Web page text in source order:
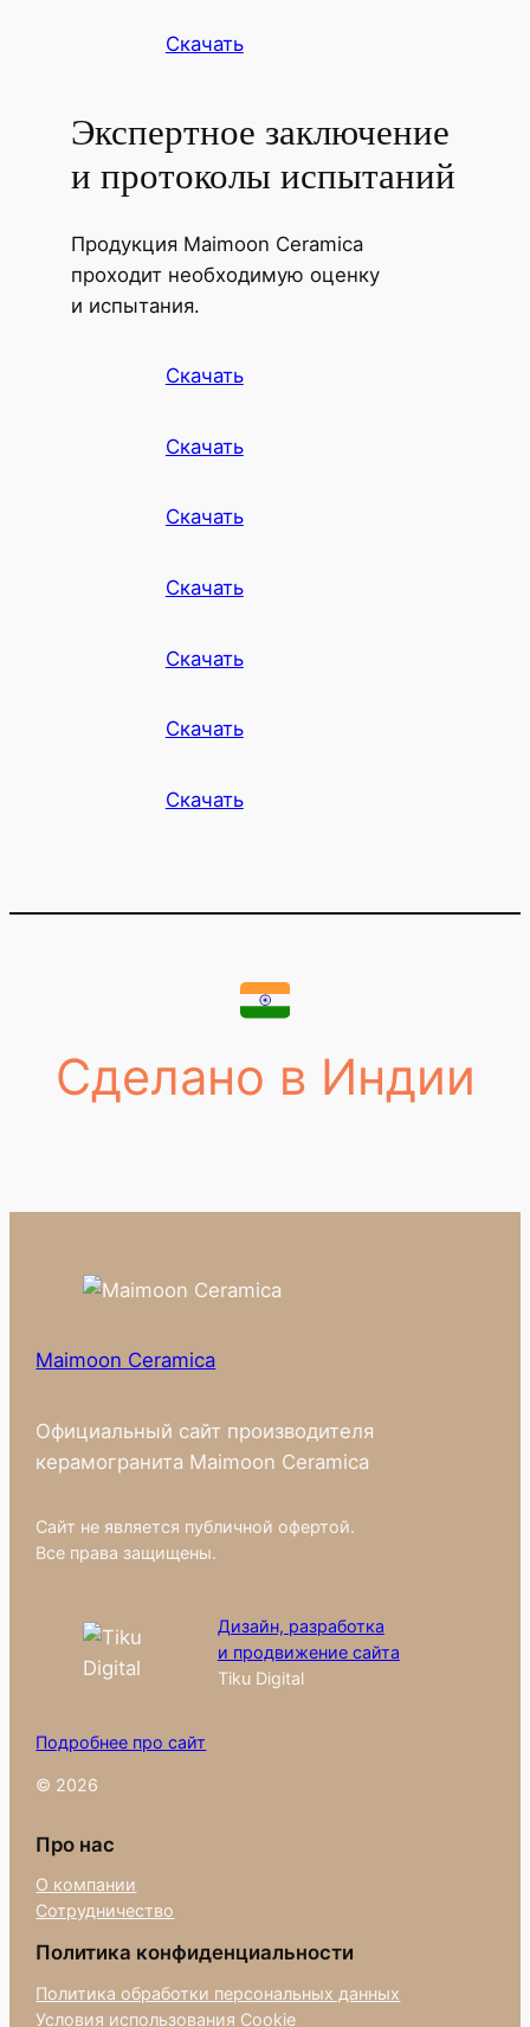
Скачать
Экспертное заключение
и протоколы испытаний
Продукция Maimoon Ceramica
проходит необходимую оценку
и испытания.
Скачать
Скачать
Скачать
Скачать
Скачать
Скачать
Скачать
Сделано в Индии
Maimoon Ceramica
Официальный сайт производителя
керамогранита Maimoon Ceramica
Сайт не является публичной офертой.
Все права защищены.
Дизайн, разработка
и продвижение сайта
Tiku Digital
Подробнее про сайт
© 2026
Про нас
О компании
Сотрудничество
Политика конфиденциальности
Политика обработки персональных данных
Условия использования Cookie